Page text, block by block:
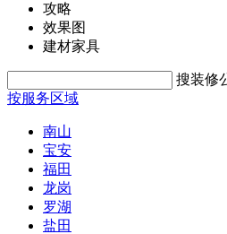
攻略
效果图
建材家具
搜装修
按服务区域
南山
宝安
福田
龙岗
罗湖
盐田